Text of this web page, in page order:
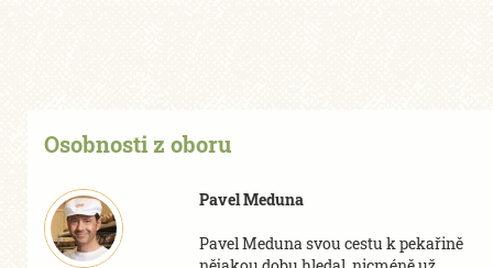
Osobnosti z oboru
Pavel Meduna
Pavel Meduna svou cestu k pekařině